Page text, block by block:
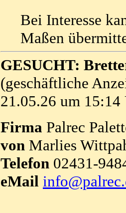
Bei Interesse
Maßen
GESUCHT:
(geschäftliche
21.05.26 um 15:14
Firma Palrec
von Marlies
Telefon 02431-
eMail